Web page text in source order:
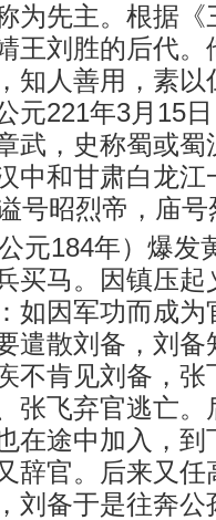
为先主。根据《
王刘胜的后代
知人善用，素
元221年3月15
武，史称蜀或
中和甘肃白龙
号昭烈帝，庙
元184年）爆发
买马。因镇压
如因军功而成
遣散刘备，刘
不肯见刘备，
张飞弃官逃亡
在途中加入，
辞官。后来又
刘备于是往奔